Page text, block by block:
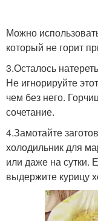
Можно
который не горит
3.Осталось
Не игнорируйте
чем без него.
сочетание.
4.Замотайте
холодильник для
или даже на сутки.
выдержите курицу